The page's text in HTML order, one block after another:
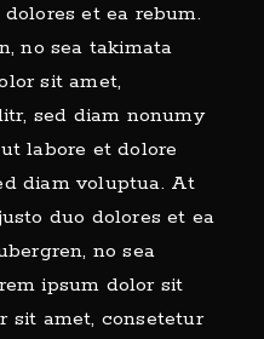
et ea rebum.
no sea takimata
sit amet,
sed diam nonumy
labore et dolore
diam voluptua. At
duo dolores et ea
no sea
ipsum dolor sit
sit amet, consetetur